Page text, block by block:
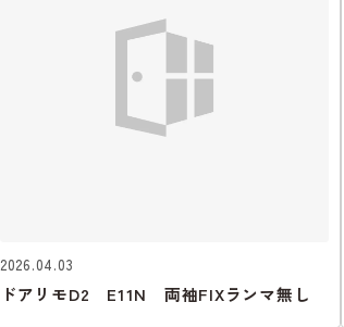
2026.04.03
ドアリモD2 E11N 両袖FIXランマ無し